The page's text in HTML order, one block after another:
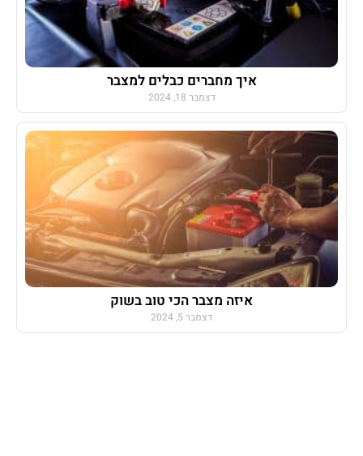
איך מחברים כבלים למצבר
דצמבר 18, 2024
איזה מצבר הכי טוב בשוק
דצמבר 5, 2024